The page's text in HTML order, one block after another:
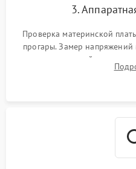
3.
Проверка материнской
прогары. Замер напряжений
оперативной памяти и
диагностического ПО для